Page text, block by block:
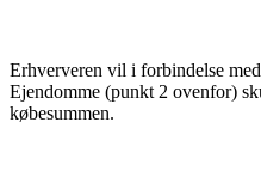
Erhververen vil i forbindelse
Ejendomme (punkt 2 ovenfor)
købesummen.